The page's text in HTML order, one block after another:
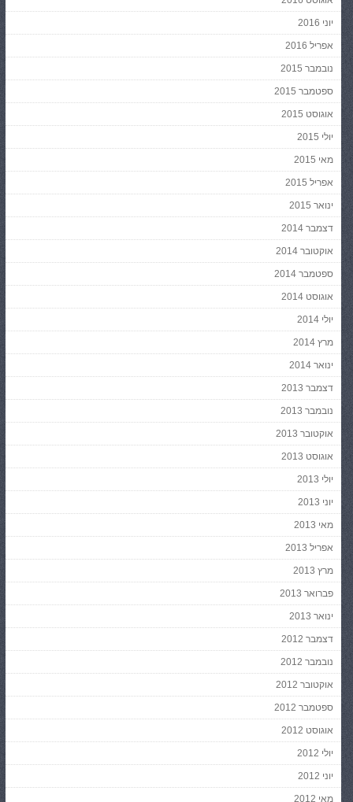
יוני 2016
אפריל 2016
נובמבר 2015
ספטמבר 2015
אוגוסט 2015
יולי 2015
מאי 2015
אפריל 2015
ינואר 2015
דצמבר 2014
אוקטובר 2014
ספטמבר 2014
אוגוסט 2014
יולי 2014
מרץ 2014
ינואר 2014
דצמבר 2013
נובמבר 2013
אוקטובר 2013
אוגוסט 2013
יולי 2013
יוני 2013
מאי 2013
אפריל 2013
מרץ 2013
פברואר 2013
ינואר 2013
דצמבר 2012
נובמבר 2012
אוקטובר 2012
ספטמבר 2012
אוגוסט 2012
יולי 2012
יוני 2012
מאי 2012